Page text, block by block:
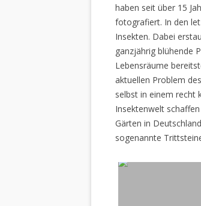
haben seit über 15
fotografiert. In den
Insekten. Dabei
ganzjährig blühende
Lebensräume
aktuellen Problem
selbst in einem recht
Insektenwelt
Gärten in
sogenannte